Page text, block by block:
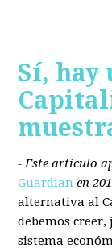
Sí,
- Este artículo
Guardian en
alternativa al
debemos
sistema